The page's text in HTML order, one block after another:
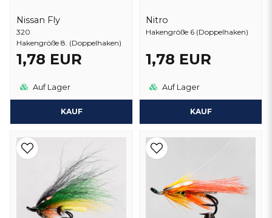
Nissan Fly
320
Hakengröße 8. (Doppelhaken)
1,78 EUR
Auf Lager
KAUF
Nitro
Hakengröße 6 (Doppelhaken)
1,78 EUR
Auf Lager
KAUF